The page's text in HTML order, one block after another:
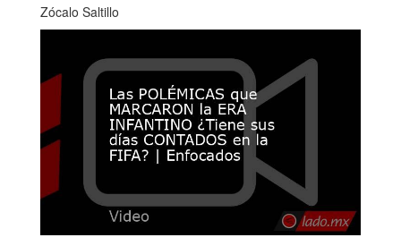
Zócalo Saltillo